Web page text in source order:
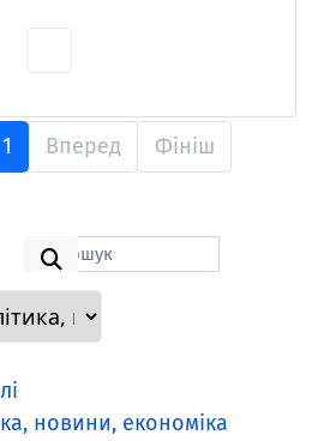
1 Вперед Фініш
новини, економіка